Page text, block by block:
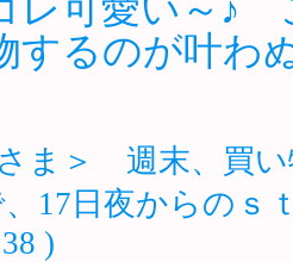
レ可愛い～
するのが叶わ
ま＞ 週末、買い
17日夜からのｓ
)